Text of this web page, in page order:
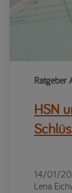
Ratgeber
HSN
14/01/
Lena